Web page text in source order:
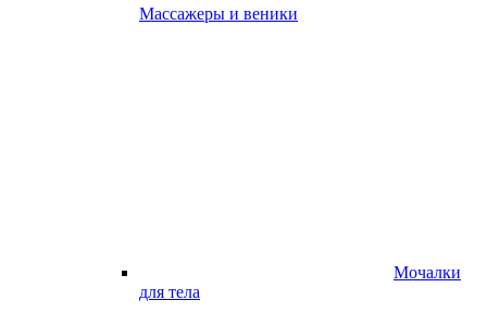
Массажеры и веники
Мочалки
для тела